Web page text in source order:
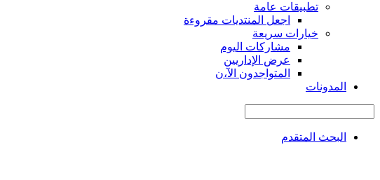
تطبيقات عامة
اجعل المنتديات مقروءة
خيارات سريعة
مشاركات اليوم
عرض الإداريين
المتواجدون الآ،ن
المدونات
البحث المتقدم